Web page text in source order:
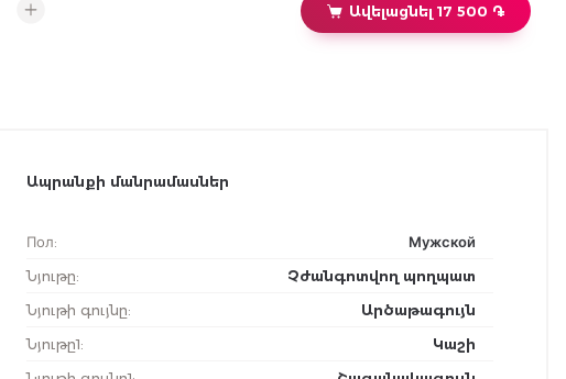
Ավելացնել 17 500 ֏
Ապրանքի մանրամասներ
Пол:
Мужской
Նյութը:
Չժանգոտվող պողպատ
Նյութի գույնը:
Արծաթագույն
Նյութը1:
Կաշի